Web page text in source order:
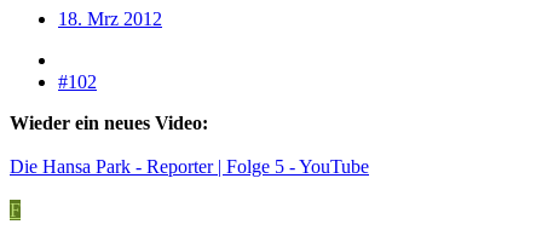
18. Mrz 2012
#102
Wieder ein neues Video:
Die Hansa Park - Reporter | Folge 5 - YouTube
F